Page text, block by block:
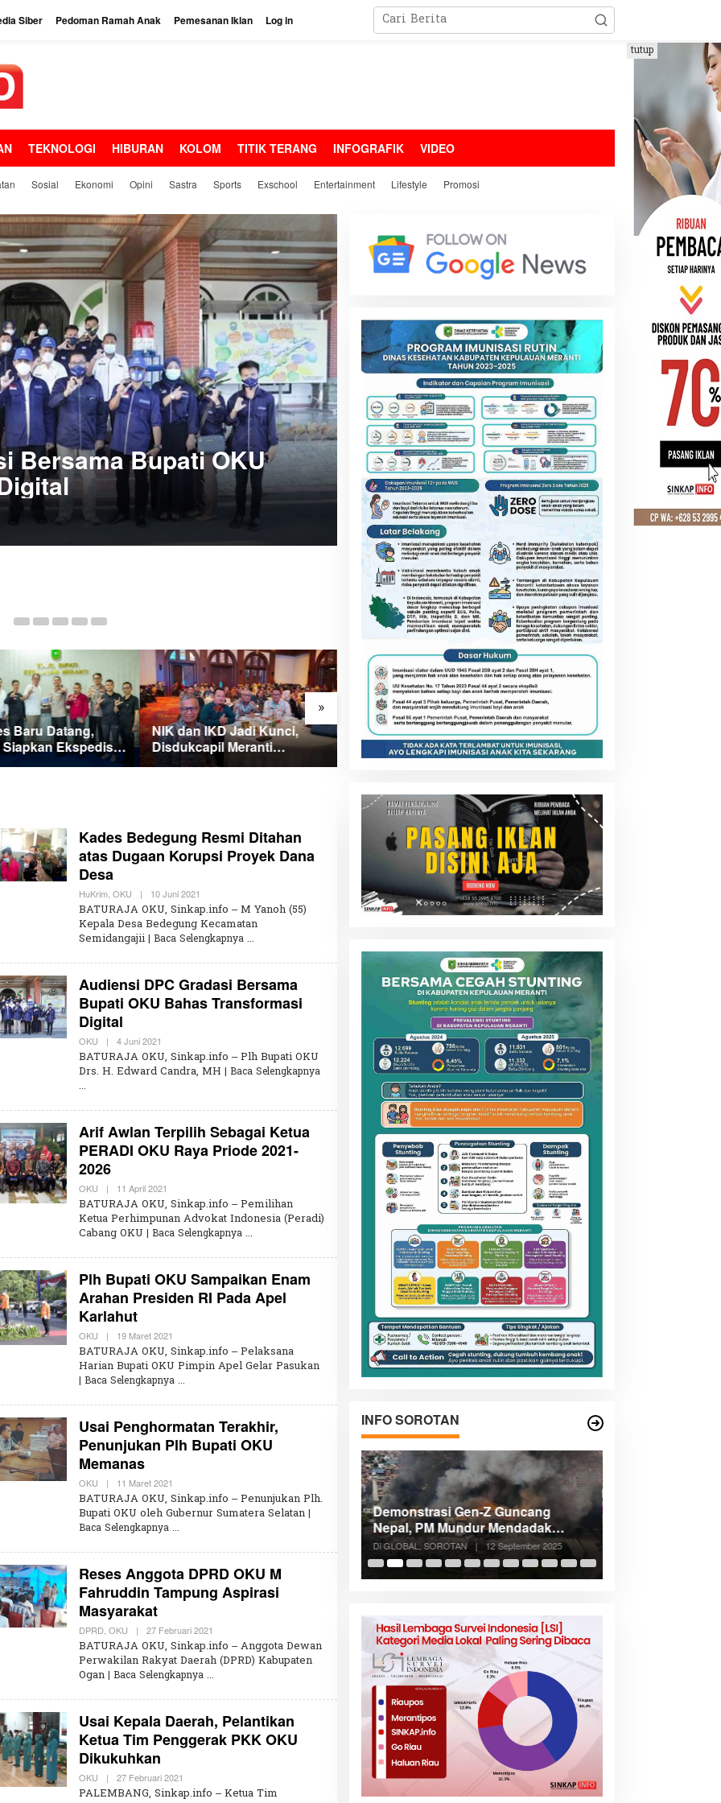
Siber Pedoman Ramah Anak Pemesanan Iklan Log in
TEKNOLOGI HIBURAN KOLOM TITIK TERANG INFOGRAFIK VIDEO
Sosial Ekonomi Opini Sastra Sports Exschool Entertainment Lifestyle Promosi
tutup
Bersama Bupati OKU
OKU
Arif Awlan Terpilih Sebagai
Raya Priode 2021-2026
11 April 2021
»
Baru Datang,
Siapkan Ekspedisi
Penuh Makna
NIK dan IKD Jadi Kunci,
Disdukcapil Meranti
Percepat Revolusi Layanan
Meranti Siapkan Gudang
Bulog Baru, Strategi Besar
Atasi Krisis Pangan
Rp52 Juta Santunan BPJS
Disalurkan, Meranti Perluas
Perlindungan Pekerja
Kades Bedegung Resmi Ditahan
atas Dugaan Korupsi Proyek Dana
Desa
HuKrim, OKU | 10 Juni 2021
L
E
H
U
A
W
R
BATURAJA OKU, Sinkap.info – M Yanoh (55)
Kepala Desa Bedegung Kecamatan
Semidangajii | Baca Selengkapnya
Audiensi DPC Gradasi Bersama
Bupati OKU Bahas Transformasi
Digital
OKU | 4 Juni 2021
L
E
H
A
W
R
K
BATURAJA OKU, Sinkap.info – Plh Bupati OKU
Drs. H. Edward Candra, MH | Baca Selengkapnya
Arif Awlan Terpilih Sebagai Ketua
PERADI OKU Raya Priode 2021-
2026
OKU | 11 April 2021
E
H
U
A
W
R
K
BATURAJA OKU, Sinkap.info – Pemilihan
Ketua Perhimpunan Advokat Indonesia (Peradi)
Cabang OKU | Baca Selengkapnya
Plh Bupati OKU Sampaikan Enam
Arahan Presiden RI Pada Apel
Karlahut
OKU | 19 Maret 2021
L
E
H
U
A
W
R
BATURAJA OKU, Sinkap.info – Pelaksana
Harian Bupati OKU Pimpin Apel Gelar Pasukan
| Baca Selengkapnya
Usai Penghormatan Terakhir,
Penunjukan Plh Bupati OKU
Memanas
OKU | 11 Maret 2021
L
E
H
U
A
W
R
K
BATURAJA OKU, Sinkap.info – Penunjukan Plh.
Bupati OKU oleh Gubernur Sumatera Selatan |
Baca Selengkapnya
Reses Anggota DPRD OKU M
Fahruddin Tampung Aspirasi
Masyarakat
DPRD, OKU | 27 Februari 2021
L
E
H
U
A
W
R
BATURAJA OKU, Sinkap.info – Anggota Dewan
Perwakilan Rakyat Daerah (DPRD) Kabupaten
Ogan | Baca Selengkapnya
Usai Kepala Daerah, Pelantikan
Ketua Tim Penggerak PKK OKU
Dikukuhkan
OKU | 27 Februari 2021
L
E
PALEMBANG, Sinkap.info – Ketua Tim
INFO SOROTAN
Penembakan Tragis Charlie Kirk di
Utah: Pelaku Senapan Jarak Jauh
Demonstrasi Gen-Z Guncang
Nepal, PM Mundur Mendadak
Setelah Gedung Parlemen Dibakar
Di GLOBAL, SOROTAN | 12 September 2025